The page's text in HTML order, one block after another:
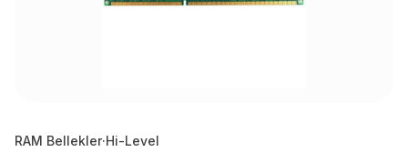
RAM Bellekler·Hi-Level